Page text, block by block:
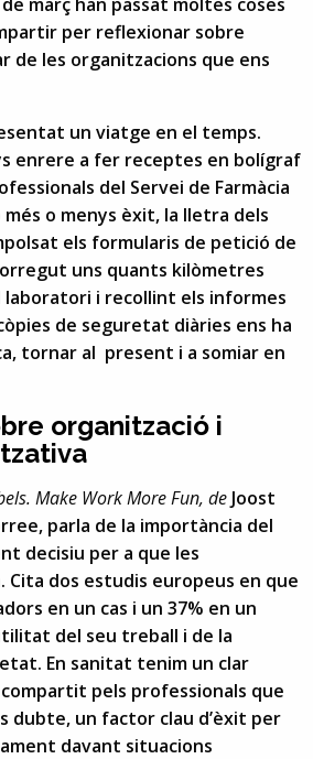
per reflexionar sobre
de les organitzacions que ens
un viatge en el temps.
enrere a fer receptes en bolígraf
del Servei de Farmàcia
o menys èxit, la lletra dels
els formularis de petició de
uns quants kilòmetres
i recollint els informes
de seguretat diàries ens ha
tornar al present i a somiar en
organització i
Make Work More Fun, de Joost
parla de la importància del
decisiu per a que les
Cita dos estudis europeus en que
en un cas i un 37% en un
del seu treball i de la
En sanitat tenim un clar
pels professionals que
dubte, un factor clau d’èxit per
davant situacions